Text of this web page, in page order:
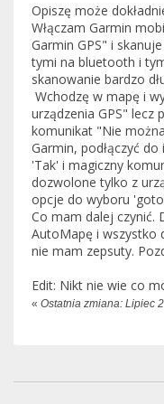
Opiszę może
Włączam Garmin
Garmin GPS" i
tymi na bluetooth i
skanowanie bardzo
Wchodzę w mapę i
urządzenia GPS" lecz
komunikat "Nie
Garmin, podłączyć
'Tak' i magiczny
dozwolone tylko z
opcje do wyboru
Co mam dalej czynić.
AutoMapę i wszystko
nie mam zepsuty.
Edit: Nikt nie wie co
« Ostatnia zmiana: Lipiec